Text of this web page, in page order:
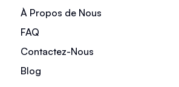
À Propos de Nous
FAQ
Contactez-Nous
Blog